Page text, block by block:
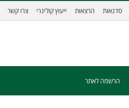
סדנאות הרצאות ייעוץ קולינרי צרו קשר
הרשמה לאתר